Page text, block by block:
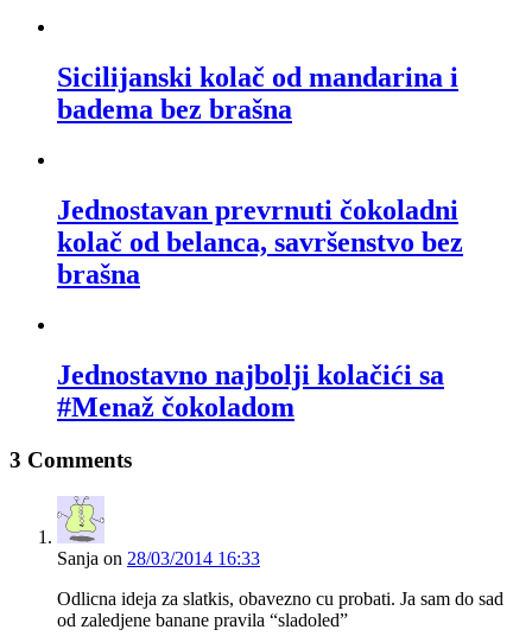
Sicilijanski kolač od mandarina i
badema bez brašna
Jednostavan prevrnuti čokoladni
kolač od belanca, savršenstvo bez
brašna
Jednostavno najbolji kolačići sa
#Menaž čokoladom
3 Comments
Sanja on 28/03/2014 16:33
Odlicna ideja za slatkis, obavezno cu probati. Ja sam do sad
od zaledjene banane pravila “sladoled”